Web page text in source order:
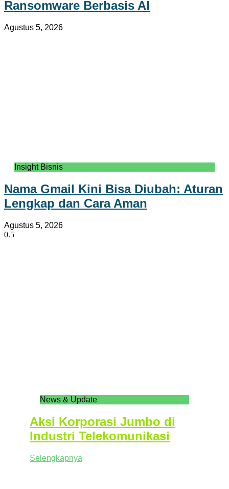
Ransomware Berbasis AI
Agustus 5, 2026
Insight Bisnis
Nama Gmail Kini Bisa Diubah: Aturan
Lengkap dan Cara Aman
Agustus 5, 2026
News & Update
Aksi Korporasi Jumbo di
Industri Telekomunikasi
Selengkapnya